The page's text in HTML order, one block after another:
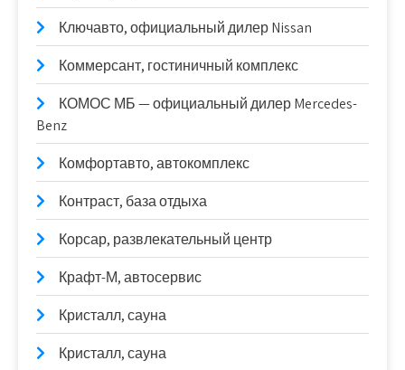
Ключавто, официальный дилер Nissan
Коммерсант, гостиничный комплекс
КОМОС МБ — официальный дилер Mercedes-
Benz
Комфортавто, автокомплекс
Контраст, база отдыха
Корсар, развлекательный центр
Крафт-М, автосервис
Кристалл, сауна
Кристалл, сауна